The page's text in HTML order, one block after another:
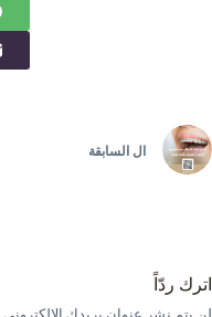
ال السابقة
اترك ردّاً